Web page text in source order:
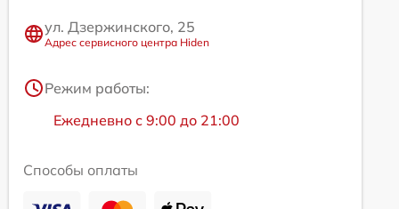
ул. Дзержинского, 25
Адрес сервисного центра Hiden
Режим работы:
Ежедневно с 9:00 до 21:00
Способы оплаты